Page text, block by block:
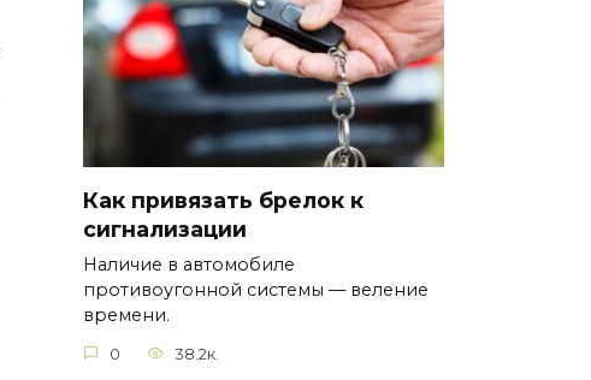
Как привязать брелок к
сигнализации
Наличие в автомобиле
противоугонной системы — веление
времени.
0 38.2к.